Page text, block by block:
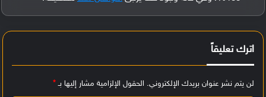
اترك تعليقاً
لن يتم نشر عنوان بريدك الإلكتروني. الحقول الإلزامية مشار إليها بـ*